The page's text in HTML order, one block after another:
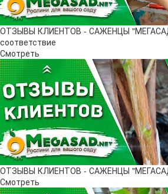
ОТЗЫВЫ КЛИЕНТОВ - САЖЕНЦЫ
соответствие
Смотреть
ОТЗЫВЫ КЛИЕНТОВ - САЖЕНЦЫ
Смотреть